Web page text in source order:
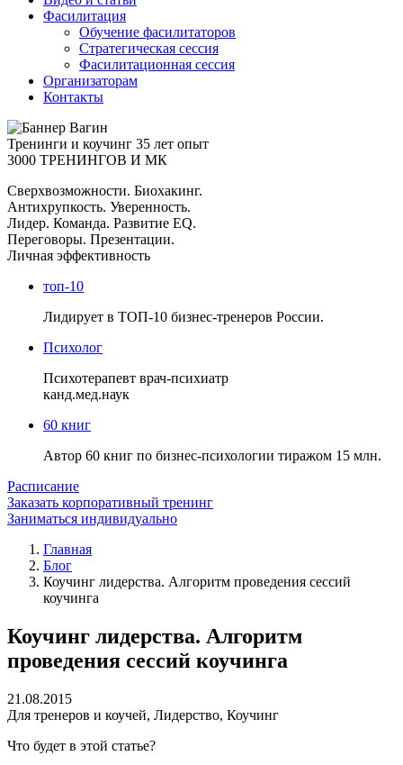
Фасилитация
Обучение фасилитаторов
Стратегическая сессия
Фасилитационная сессия
Организаторам
Контакты
Тренинги и коучинг 35 лет опыт
3000 ТРЕНИНГОВ И МК
Сверхвозможности. Биохакинг.
Антихрупкость. Уверенность.
Лидер. Команда. Развитие EQ.
Переговоры. Презентации.
Личная эффективность
топ-10
Лидирует в ТОП-10 бизнес-тренеров России.
Психолог
Психотерапевт врач-психиатр
канд.мед.наук
60 книг
Автор 60 книг по бизнес-психологии тиражом 15 млн.
Расписание
Заказать корпоративный тренинг
Заниматься индивидуально
Главная
Блог
Коучинг лидерства. Алгоритм проведения сессий
коучинга
Коучинг лидерства. Алгоритм
проведения сессий коучинга
21.08.2015
Для тренеров и коучей, Лидерство, Коучинг
Что будет в этой статье?